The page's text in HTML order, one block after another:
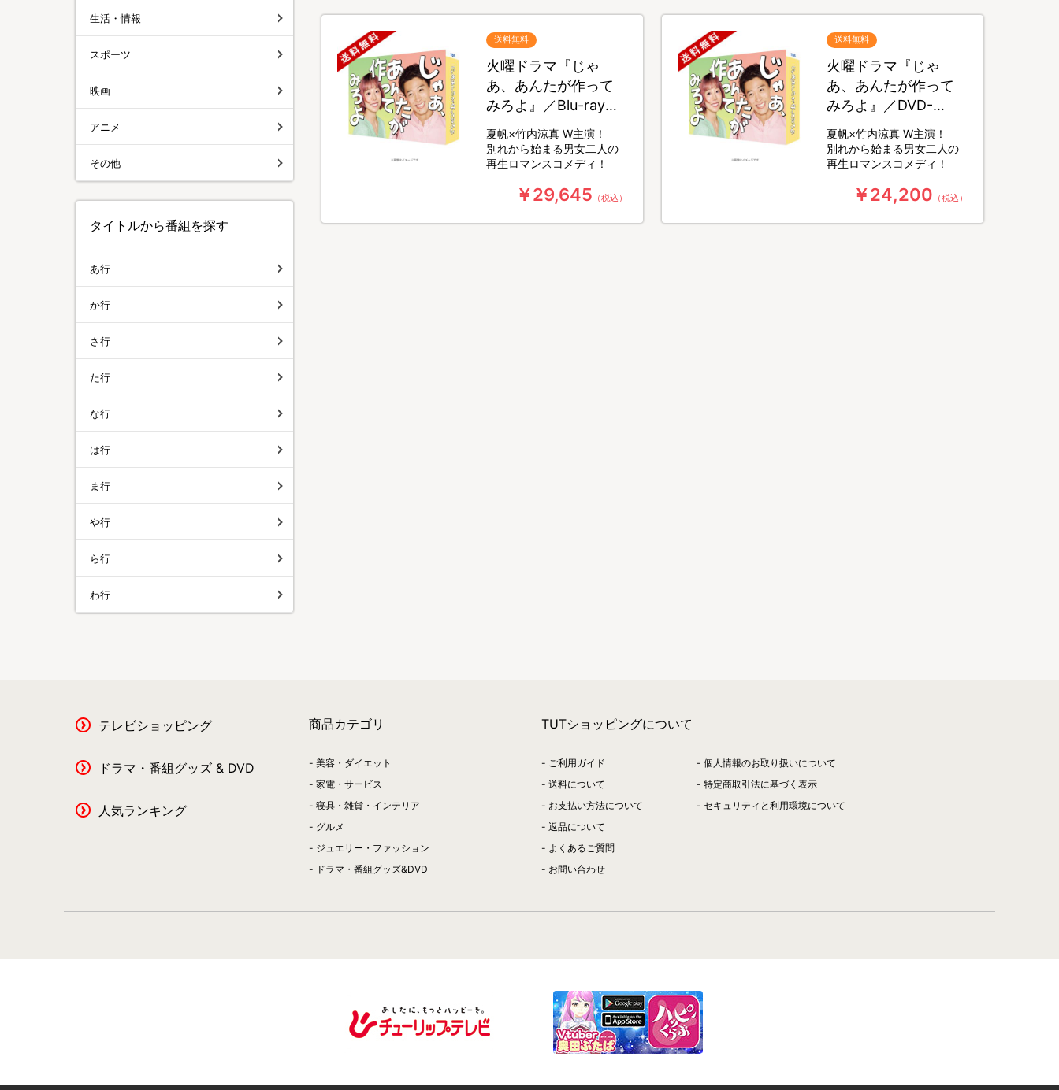
送料無料
火曜ドラマ『じゃ
あ、あんたが作って
みろよ』／Blu-ray
BOX（送料無料・3枚
組）
夏帆×竹内涼真 W主演！
別れから始まる男女二人の
再生ロマンスコメディ！
￥29,645 （税込）
送料無料
火曜ドラマ『じゃ
あ、あんたが作って
みろよ』／DVD-
BOX（送料無料・6枚
組）
夏帆×竹内涼真 W主演！
別れから始まる男女二人の
再生ロマンスコメディ！
￥24,200 （税込）
生活・情報
スポーツ
映画
アニメ
その他
タイトルから番組を探す
あ行
か行
さ行
た行
な行
は行
ま行
や行
ら行
わ行
テレビショッピング
ドラマ・番組グッズ & DVD
人気ランキング
商品カテゴリ
美容・ダイエット
家電・サービス
寝具・雑貨・インテリア
グルメ
ジュエリー・ファッション
ドラマ・番組グッズ&DVD
TUTショッピングについて
ご利用ガイド
送料について
お支払い方法について
返品について
よくあるご質問
お問い合わせ
個人情報のお取り扱いについて
特定商取引法に基づく表示
セキュリティと利用環境について